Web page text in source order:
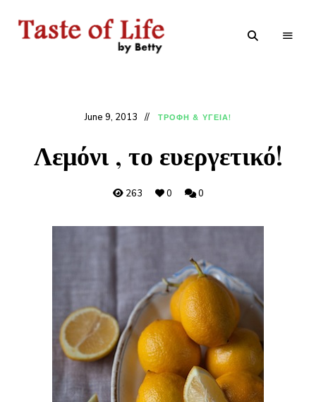
June 9, 2013 ΤΡΟΦΗ & ΥΓΕΙΑ!
Λεμόνι , το ευεργετικό!
263 0 0